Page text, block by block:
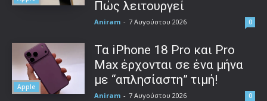
Πώς λειτουργεί
Aniram - 7 Αυγούστου 2026 0
Apple
Τα iPhone 18 Pro και Pro
Max έρχονται σε ένα μήνα
με “απλησίαστη” τιμή!
Aniram - 7 Αυγούστου 2026 0